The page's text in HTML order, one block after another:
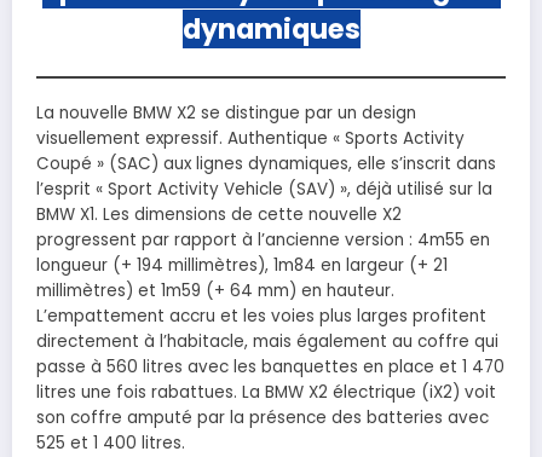
dynamiques
La nouvelle BMW X2 se distingue par un design
visuellement expressif. Authentique « Sports Activity
Coupé » (SAC) aux lignes dynamiques, elle s’inscrit dans
l’esprit « Sport Activity Vehicle (SAV) », déjà utilisé sur la
BMW X1. Les dimensions de cette nouvelle X2
progressent par rapport à l’ancienne version : 4m55 en
longueur (+ 194 millimètres), 1m84 en largeur (+ 21
millimètres) et 1m59 (+ 64 mm) en hauteur.
L’empattement accru et les voies plus larges profitent
directement à l’habitacle, mais également au coffre qui
passe à 560 litres avec les banquettes en place et 1 470
litres une fois rabattues. La BMW X2 électrique (iX2) voit
son coffre amputé par la présence des batteries avec
525 et 1 400 litres.